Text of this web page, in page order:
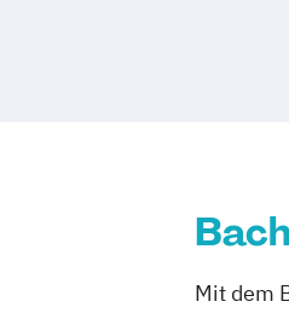
Mit dem